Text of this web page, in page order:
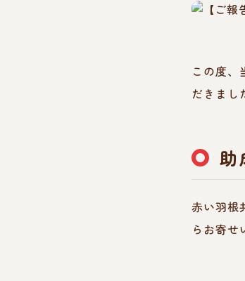
この度
だきまし
助
赤い羽根
らお寄せ